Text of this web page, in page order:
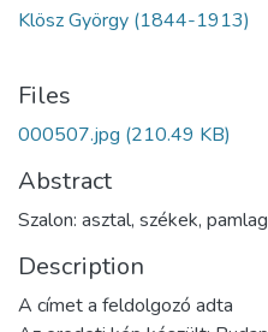
Klösz György (1844-1913)
Files
000507.jpg (210.49 KB)
Abstract
Szalon: asztal, székek,
Description
A címet a feldolgozó adta